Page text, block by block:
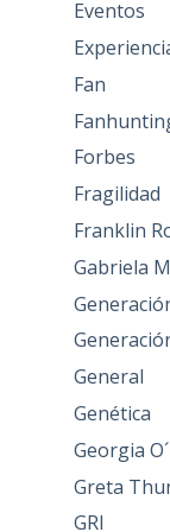
Eventos
Fan
Forbes
Fragilidad
Franklin
Gabriela
General
Genética
Georgia
Greta
GRI